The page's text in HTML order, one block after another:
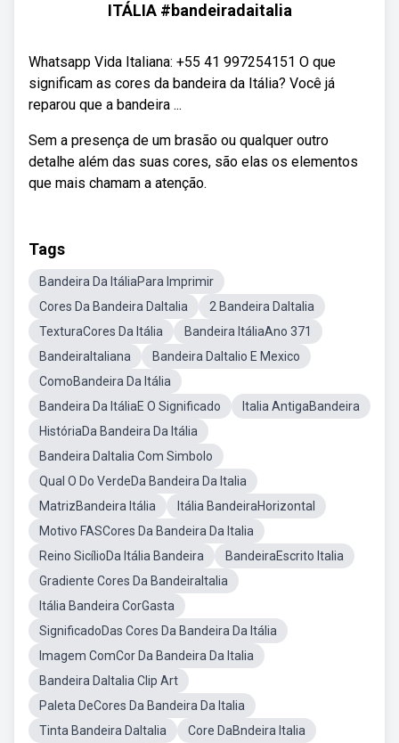
ITÁLIA #bandeiradaitalia
Whatsapp Vida Italiana: +55 41 997254151 O que
significam as cores da bandeira da Itália? Você já
reparou que a bandeira ...
Sem a presença de um brasão ou qualquer outro
detalhe além das suas cores, são elas os elementos
que mais chamam a atenção.
Tags
Bandeira Da ItáliaPara Imprimir
Cores Da Bandeira DaItalia
2 Bandeira DaItalia
TexturaCores Da Itália
Bandeira ItáliaAno 371
BandeiraItaliana
Bandeira DaItalio E Mexico
ComoBandeira Da Itália
Bandeira Da ItáliaE O Significado
Italia AntigaBandeira
HistóriaDa Bandeira Da Itália
Bandeira DaItalia Com Simbolo
Qual O Do VerdeDa Bandeira Da Italia
MatrizBandeira Itália
Itália BandeiraHorizontal
Motivo FASCores Da Bandeira Da Italia
Reino SicílioDa Itália Bandeira
BandeiraEscrito Italia
Gradiente Cores Da BandeiraItalia
Itália Bandeira CorGasta
SignificadoDas Cores Da Bandeira Da Itália
Imagem ComCor Da Bandeira Da Italia
Bandeira DaItalia Clip Art
Paleta DeCores Da Bandeira Da Italia
Tinta Bandeira DaItalia
Core DaBndeira Italia